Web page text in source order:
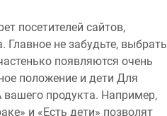
посетителей сайтов,
не забудьте, выбрать
появляются очень
положение и дети Для
продукта. Например,
и «Есть дети» позволят